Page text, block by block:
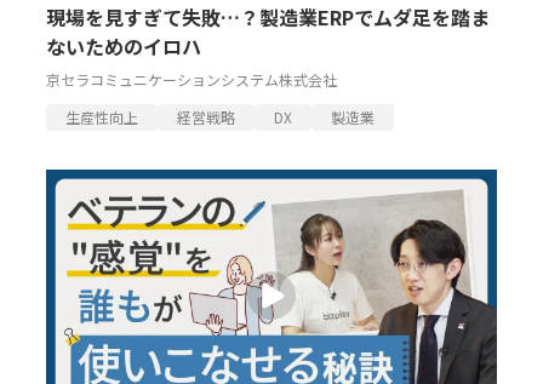
現場を見すぎて失敗…？製造業ERPでムダ足を踏ま
ないためのイロハ
京セラコミュニケーションシステム株式会社
生産性向上
経営戦略 DX 製造業